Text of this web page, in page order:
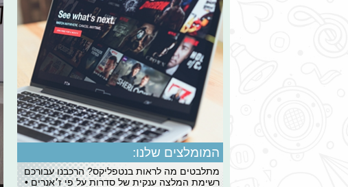
המומלצים שלנו:
מתלבטים מה לראות בנטפליקס? הרכבנו עבורכם
רשימת המלצה ענקית של סדרות על פי ז׳אנרים •